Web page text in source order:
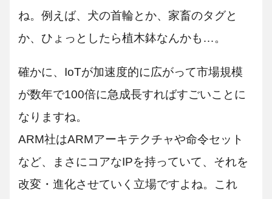
ね。例えば、犬の首輪とか、家畜のタグと
か、ひょっとしたら植木鉢なんかも…。
確かに、IoTが加速度的に広がって市場規模
が数年で100倍に急成長すればすごいことに
なりますね。
ARM社はARMアーキテクチャや命令セット
など、まさにコアなIPを持っていて、それを
改変・進化させていく立場ですよね。これ